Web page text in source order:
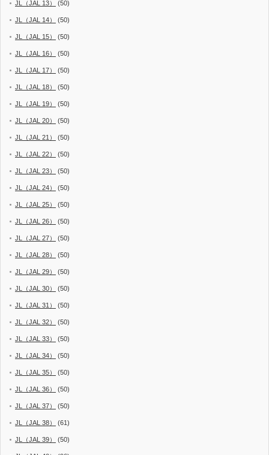
JL（JAL 13） (50)
JL（JAL 14） (50)
JL（JAL 15） (50)
JL（JAL 16） (50)
JL（JAL 17） (50)
JL（JAL 18） (50)
JL（JAL 19） (50)
JL（JAL 20） (50)
JL（JAL 21） (50)
JL（JAL 22） (50)
JL（JAL 23） (50)
JL（JAL 24） (50)
JL（JAL 25） (50)
JL（JAL 26） (50)
JL（JAL 27） (50)
JL（JAL 28） (50)
JL（JAL 29） (50)
JL（JAL 30） (50)
JL（JAL 31） (50)
JL（JAL 32） (50)
JL（JAL 33） (50)
JL（JAL 34） (50)
JL（JAL 35） (50)
JL（JAL 36） (50)
JL（JAL 37） (50)
JL（JAL 38） (61)
JL（JAL 39） (50)